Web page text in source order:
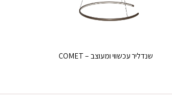
שנדליר עכשווי ומעוצב – COMET